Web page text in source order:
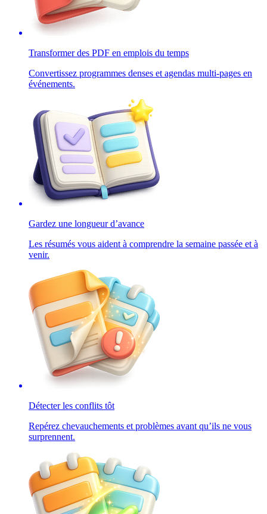
Transformer des PDF en emplois du temps
Convertissez programmes denses et agendas multi-pages en
événements.
Gardez une longueur d’avance
Les résumés vous aident à comprendre la semaine passée et à
venir.
Détecter les conflits tôt
Repérez chevauchements et problèmes avant qu’ils ne vous
surprennent.